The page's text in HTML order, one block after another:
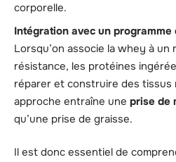
corporelle.
Intégration avec un programme
Lorsqu’on associe la whey à un
résistance, les protéines
réparer et construire des tissus
approche entraîne une prise de
qu’une prise de graisse.
Il est donc essentiel de